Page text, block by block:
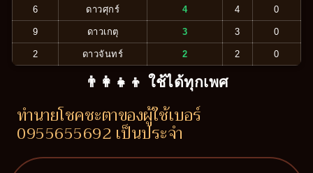
6 ดาวศุกร์ 4 4 0
9 ดาวเกตุ 3 3 0
2 ดาวจันทร์ 2 2 0
👨‍👩‍👧‍👦 ใช้ได้ทุกเพศ
ทำนายโชคชะตาของผู้ใช้เบอร์
0955655692 เป็นประจำ